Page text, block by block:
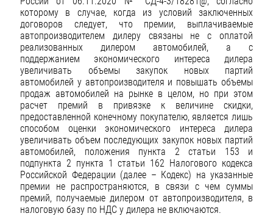
которому в случае, когда из условий заключенных
договоров следует, что премии, выплачиваемые
автопроизводителем дилеру связаны не с оплатой
реализованных дилером автомобилей, а с
поддержанием экономического интереса дилера
увеличивать объемы закупок новых партий
автомобилей у автопроизводителя и повышать объемы
продаж автомобилей на рынке в целом, но при этом
расчет премий в привязке к величине скидки,
предоставленной конечному покупателю, является лишь
способом оценки экономического интереса дилера
увеличивать объем последующих закупок новых партий
автомобилей, положения пункта 2 статьи 153 и
подпункта 2 пункта 1 статьи 162 Налогового кодекса
Российской Федерации (далее – Кодекс) на указанные
премии не распространяются, в связи с чем суммы
премий, получаемые дилером от автопроизводителя, в
налоговую базу по НДС у дилера не включаются.